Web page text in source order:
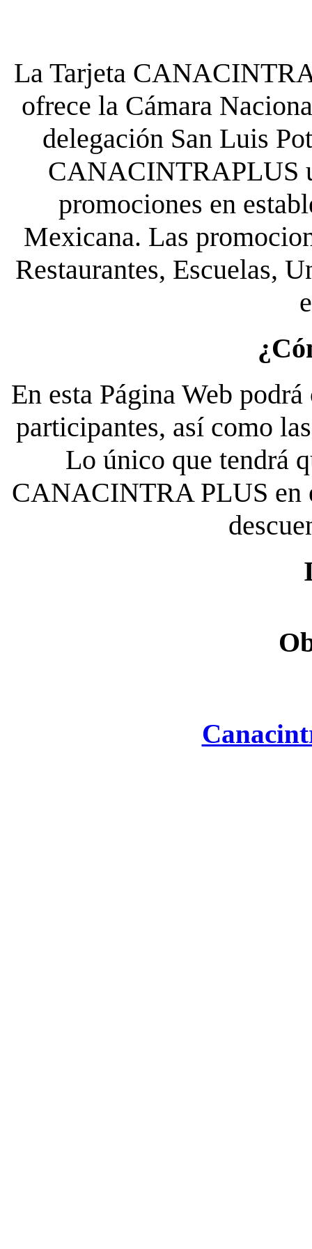
La Tarjeta
ofrece la Cámara
delegación San Luis
CANACINTRAPLUS
promociones en
Mexicana. Las
Restaurantes, Escuelas,
En esta Página Web
participantes, así como
Lo único que tendrá
CANACINTRA PLUS en